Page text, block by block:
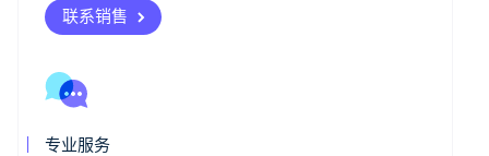
联系销售
专业服务
Español English
挪威
葡萄牙
Português
日本語